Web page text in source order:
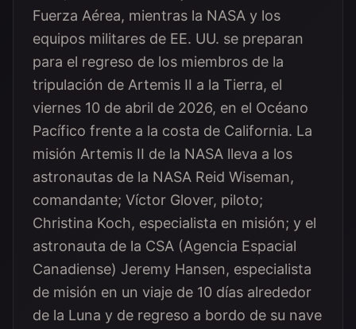
Fuerza Aérea, mientras la NASA y los
equipos militares de EE. UU. se preparan
para el regreso de los miembros de la
tripulación de Artemis II a la Tierra, el
viernes 10 de abril de 2026, en el Océano
Pacífico frente a la costa de California. La
misión Artemis II de la NASA lleva a los
astronautas de la NASA Reid Wiseman,
comandante; Víctor Glover, piloto;
Christina Koch, especialista en misión; y el
astronauta de la CSA (Agencia Espacial
Canadiense) Jeremy Hansen, especialista
de misión en un viaje de 10 días alrededor
de la Luna y de regreso a bordo de su nave